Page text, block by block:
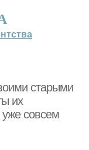
старыми
их
совсем